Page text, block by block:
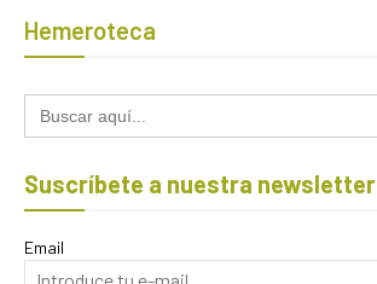
Hemeroteca
Buscar:
Suscríbete a nuestra newsletter
Email